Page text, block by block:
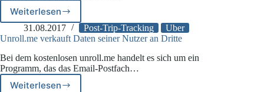
Weiterlesen
Uber
überwachte
Fahrgäste
das
Fahrtende
hinaus
31.08.2017 Post-Trip-Tracking
Uber
Unroll.me verkauft Daten seiner Nutzer an Dritte
Bei dem kostenlosen unroll.me handelt es sich um ein
Programm, das das Email-Postfach…
Weiterlesen